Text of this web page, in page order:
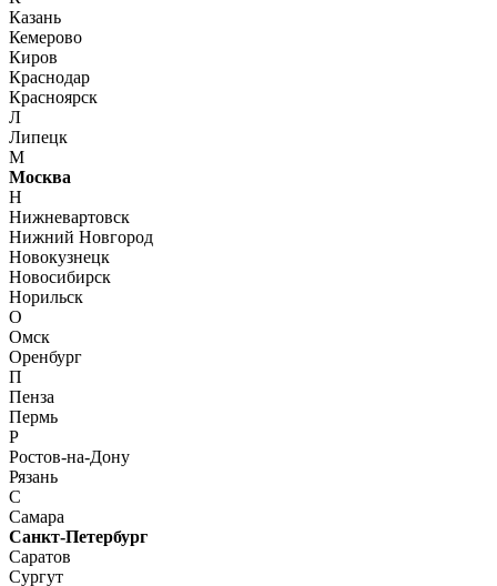
Казань
Кемерово
Киров
Краснодар
Красноярск
Л
Липецк
М
Москва
Н
Нижневартовск
Нижний Новгород
Новокузнецк
Новосибирск
Норильск
О
Омск
Оренбург
П
Пенза
Пермь
Р
Ростов-на-Дону
Рязань
С
Самара
Санкт-Петербург
Саратов
Сургут